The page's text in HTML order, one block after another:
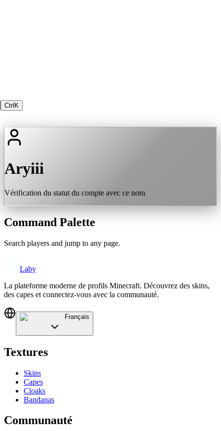
Ctrl K
Aryiii
Vérification du statut du compte avec ce nom
Command Palette
Search players and jump to any page.
Laby
La plateforme moderne de profils Minecraft. Découvrez des skins,
des capes et connectez-vous avec la communauté.
Français
Textures
Skins
Capes
Cloaks
Bandanas
Communauté